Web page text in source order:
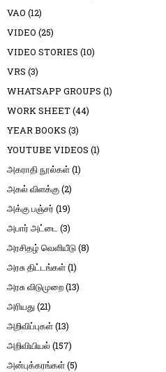
VAO (12)
VIDEO (25)
VIDEO STORIES (10)
VRS (3)
WHATSAPP GROUPS (1)
WORK SHEET(44)
YEAR BOOKS (3)
YOUTUBE VIDEOS (1)
அகராதி நூல்கள்(1)
அகல் விளக்கு(2)
அக்கு பஞ்சர் (19)
அபார் அட்டை (3)
அரசிதழ் வெளியீடு(8)
அரசு திட்டங்கள்(1)
அரசு விடுமுறை(13)
அரியது(21)
அறிவிப்புகள்(13)
அறிவியியல் (157)
அன்புக்கரங்கள்(5)